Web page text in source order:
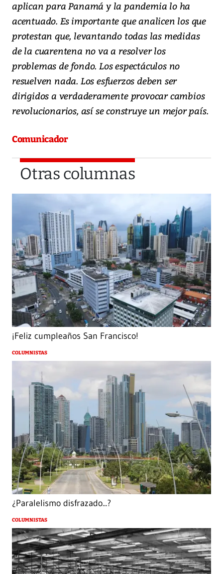
aplican para Panamá y la pandemia lo ha
acentuado. Es importante que analicen los que
protestan que, levantando todas las medidas
de la cuarentena no va a resolver los
problemas de fondo. Los espectáculos no
resuelven nada. Los esfuerzos deben ser
dirigidos a verdaderamente provocar cambios
revolucionarios, así se construye un mejor país.
Comunicador
Otras columnas
¡Feliz cumpleaños San Francisco!
COLUMNISTAS
¿Paralelismo disfrazado...?
COLUMNISTAS